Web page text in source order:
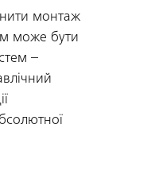
монтаж
може бути
–